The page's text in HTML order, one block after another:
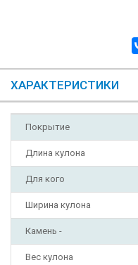
ХАРАКТЕРИСТИКИ
Покрытие
Длина кулона
Для кого
Ширина кулона
Камень -
Вес кулона